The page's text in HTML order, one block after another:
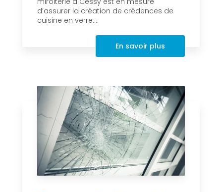
d’assurer la création de crédences de
cuisine en verre....
En savoir plus